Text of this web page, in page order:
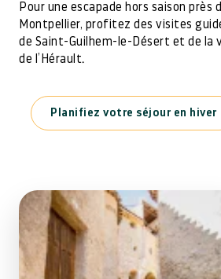
Pour une escapade hors saison près
Montpellier, profitez des visites
de Saint-Guilhem-le-Désert et de la
de l’Hérault.
Planifiez votre séjour en hiver